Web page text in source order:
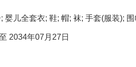
婴儿全套衣; 鞋; 帽; 袜; 手套(服装);
2034年07月27日